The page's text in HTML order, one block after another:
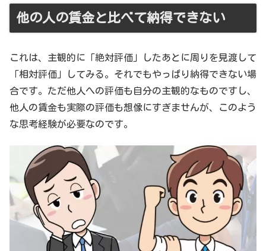
他の人の賃金と比べて納得できない
これは、主観的に「絶対評価」したあとに周りを見渡して
「相対評価」してみる。それでもやっぱり納得できない場
合です。ただ他人への評価も自分の主観的なものですし、
他人の賃金も実際の評価も想像にすぎませんが、このよう
な思考経験が必要なのです。